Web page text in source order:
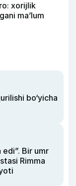
xorijlik
ma’lum
bo‘yicha
Bir umr
Rimma